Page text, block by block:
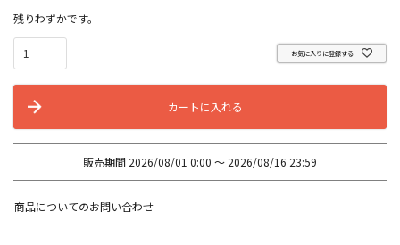
残りわずかです。
お気に入りに登録する
カートに入れる
販売期間 2026/08/01 0:00 〜 2026/08/16 23:59
商品についてのお問い合わせ